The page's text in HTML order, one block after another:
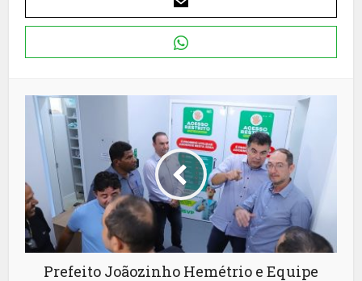
Prefeito Joãozinho Hemétrio e Equipe